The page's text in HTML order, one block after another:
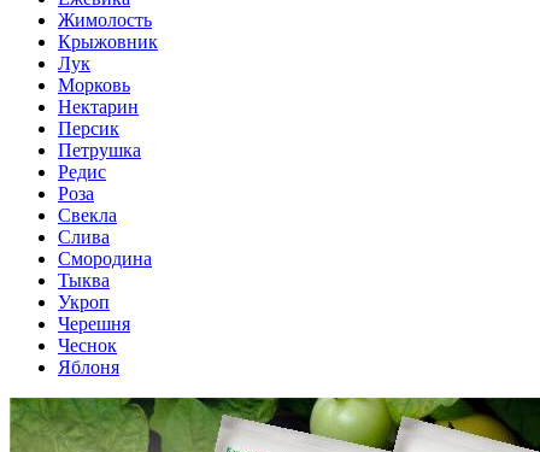
Жимолость
Крыжовник
Лук
Морковь
Нектарин
Персик
Петрушка
Редис
Роза
Свекла
Слива
Смородина
Тыква
Укроп
Черешня
Чеснок
Яблоня